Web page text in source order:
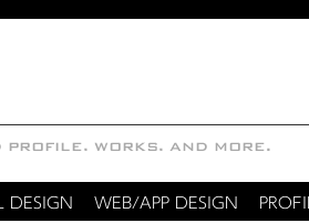
DESIGN WEB/APP DESIGN